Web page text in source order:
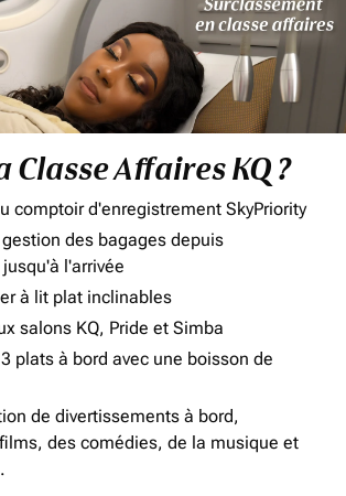
Classe Affaires KQ ?
comptoir d'enregistrement SkyPriority
des bagages depuis
l'arrivée
à lit plat inclinables
salons KQ, Pride et Simba
plats à bord avec une boisson de
de divertissements à bord,
des comédies, de la musique et